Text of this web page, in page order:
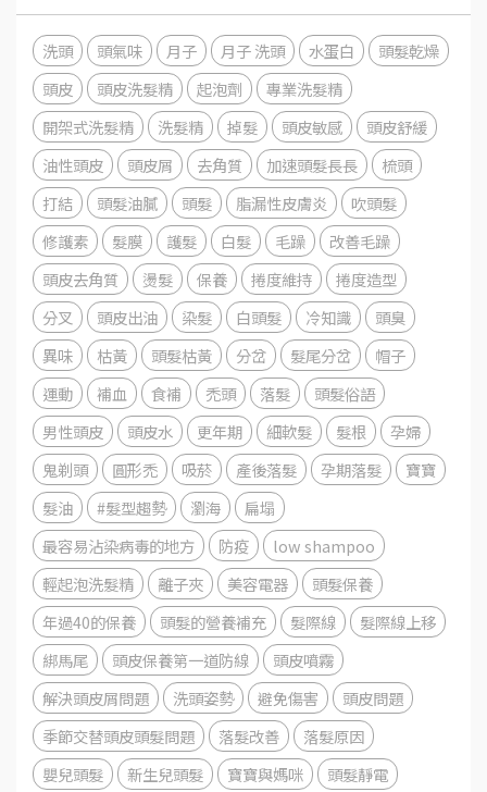
洗頭 頭氣味 月子 月子 洗頭 水蛋白
頭髮乾燥
頭皮
頭皮洗髮精 起泡劑
專業洗髮精
開架式洗髮精
洗髮精 掉髮 頭皮敏感
頭皮舒緩
油性頭皮
頭皮屑 去角質 加速頭髮長長
梳頭
打結
頭髮油膩 頭髮 脂漏性皮膚炎
吹頭髮
修護素
髮膜 護髮 白髮 毛躁
改善毛躁
頭皮去角質
燙髮 保養 捲度維持
捲度造型
分叉
頭皮出油 染髮 白頭髮 冷知識
頭臭
異味
枯黃 頭髮枯黃 分岔 髮尾分岔
帽子
運動
補血 食補 禿頭 落髮
頭髮俗語
男性頭皮
頭皮水 更年期 細軟髮 髮根
孕婦
鬼剃頭
圓形禿 吸菸 產後落髮 孕期落髮
寶寶
髮油
#髮型趨勢 瀏海
扁塌
最容易沾染病毒的地方
防疫
low shampoo
輕起泡洗髮精
離子夾 美容電器
頭髮保養
年過40的保養
頭髮的營養補充 髮際線
髮際線上移
綁馬尾
頭皮保養第一道防線
頭皮噴霧
解決頭皮屑問題
洗頭姿勢 避免傷害
頭皮問題
季節交替頭皮頭髮問題
落髮改善
落髮原因
嬰兒頭髮
新生兒頭髮 寶寶與媽咪 頭髮靜電